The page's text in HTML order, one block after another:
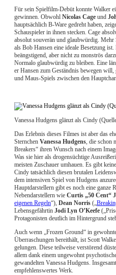
Für sein Spielfilm-Debüt konnte Walker
gewinnen. Obwohl Nicolas Cage und
hauptsächlich B-Ware gedreht haben,
Schauspieler in ihnen stecken. Cage
absolut souverän und glaubwürdig.
als Bob Hansen eine ideale Besetzung
beängstigend, aber nicht zu monströs
Normalo glaubwürdig zu bleiben. Eine
er Hansen zum Geständnis bewegen
und Maus-Spiels zwischen den
Vanessa Hudgens glänzt als Cindy
Das Erlebnis dieses Filmes ist aber das
Sternchen Vanessa Hudgens, die schon
Breakers“ ihren Wunsch nach einem
Was sie hier als drogensüchtige
meisten Zuschauer umhauen. Es gibt
Cindy tatsächlich diesen brutalen
dem intensiven Spiel von Hudgens
Hauptdarstellern gibt es noch eine ganze
Nebendarstellern wie Curtis „50 Cent“
eigenen Regeln“), Dean Norris („
Lebensgefährtin Jodi Lyn O’Keefe
Protagonisten deutlich im Hintergrund
Auch wenn „Frozen Ground“ in
Überraschungen bereithält, ist Scott
gelungen. Diese teilweise verstörend
allem dank einem ungewohnt
gewandelten Vanessa Hudgens.
empfehlenswertes Werk.